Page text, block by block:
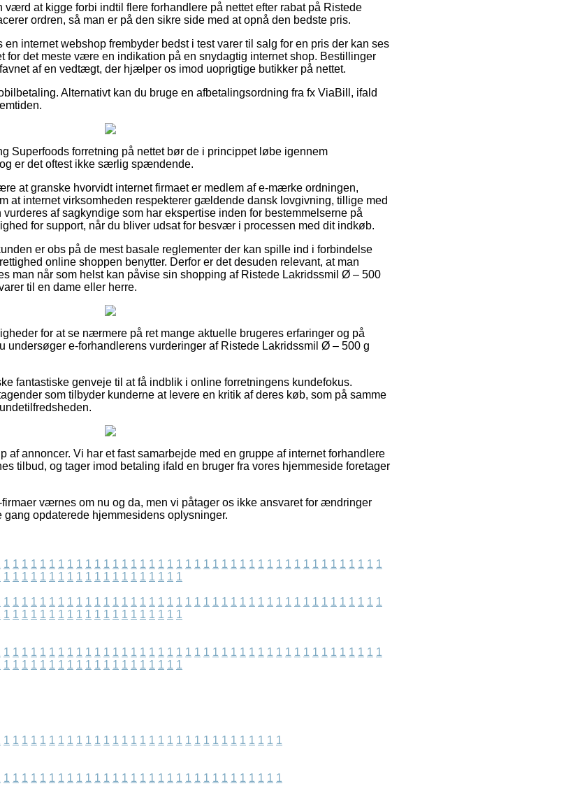
værd at kigge forbi indtil flere forhandlere på nettet efter rabat på Ristede
ordren, så man er på den sikre side med at opnå den bedste pris.
internet webshop frembyder bedst i test varer til salg for en pris der kan ses
for det meste være en indikation på en snydagtig internet shop. Bestillinger
af en vedtægt, der hjælper os imod uoprigtige butikker på nettet.
Alternativt kan du bruge en afbetalingsordning fra fx ViaBill, ifald
Superfoods forretning på nettet bør de i princippet løbe igennem
er det oftest ikke særlig spændende.
at granske hvorvidt internet firmaet er medlem af e-mærke ordningen,
at internet virksomheden respekterer gældende dansk lovgivning, tillige med
af sagkyndige som har ekspertise inden for bestemmelserne på
for support, når du bliver udsat for besvær i processen med dit indkøb.
er obs på de mest basale reglementer der kan spille ind i forbindelse
online shoppen benytter. Derfor er det desuden relevant, at man
man når som helst kan påvise sin shopping af Ristede Lakridssmil Ø – 500
til en dame eller herre.
for at se nærmere på ret mange aktuelle brugeres erfaringer og på
undersøger e-forhandlerens vurderinger af Ristede Lakridssmil Ø – 500 g
fantastiske genveje til at få indblik i online forretningens kundefokus.
som tilbyder kunderne at levere en kritik af deres køb, som på samme
af annoncer. Vi har et fast samarbejde med en gruppe af internet forhandlere
tilbud, og tager imod betaling ifald en bruger fra vores hjemmeside foretager
værnes om nu og da, men vi påtager os ikke ansvaret for ændringer
opdaterede hjemmesidens oplysninger.
1 1 1 1 1 1 1 1 1 1 1 1 1 1 1 1 1 1 1 1 1 1 1 1 1 1 1 1 1 1 1 1 1 1 1 1 1 1 1 1 1 1
1 1 1 1 1 1 1 1 1 1 1 1 1 1 1 1 1 1 1 1
1 1 1 1 1 1 1 1 1 1 1 1 1 1 1 1 1 1 1 1 1 1 1 1 1 1 1 1 1 1 1 1 1 1 1 1 1 1 1 1 1 1
1 1 1 1 1 1 1 1 1 1 1 1 1 1 1 1 1 1 1 1
1 1 1 1 1 1 1 1 1 1 1 1 1 1 1 1 1 1 1 1 1 1 1 1 1 1 1 1 1 1 1 1 1 1 1 1 1 1 1 1 1 1
1 1 1 1 1 1 1 1 1 1 1 1 1 1 1 1 1 1 1 1
1 1 1 1 1 1 1 1 1 1 1 1 1 1 1 1 1 1 1 1 1 1 1 1 1 1 1 1 1 1 1
1 1 1 1 1 1 1 1 1 1 1 1 1 1 1 1 1 1 1 1 1 1 1 1 1 1 1 1 1 1 1